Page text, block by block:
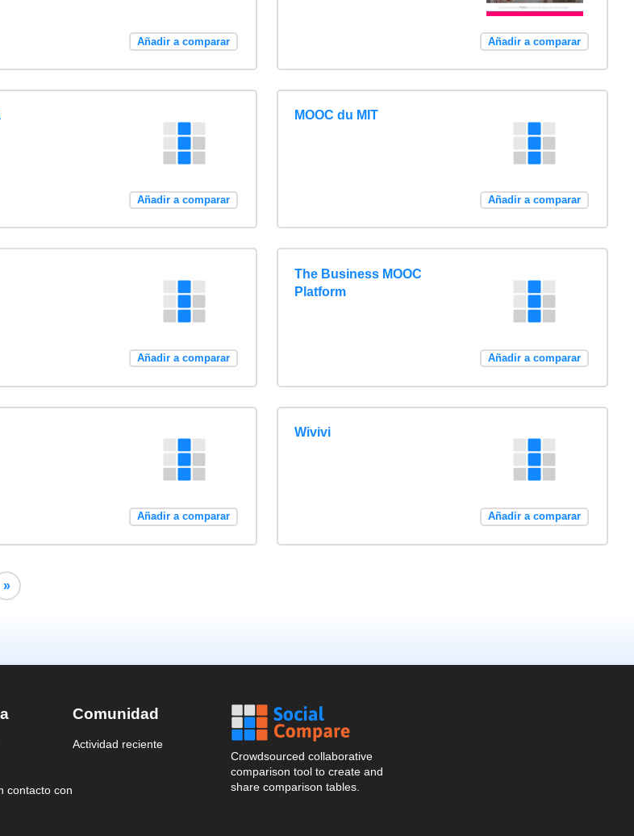
Añadir a comparar Añadir a comparar
Añadir a comparar
MOOC du MIT
Añadir a comparar
Añadir a comparar
The Business MOOC
Platform
Añadir a comparar
Añadir a comparar
Wivivi
Añadir a comparar
»
contacto con
Comunidad
Actividad reciente
Crowdsourced collaborative
comparison tool to create and
share comparison tables.